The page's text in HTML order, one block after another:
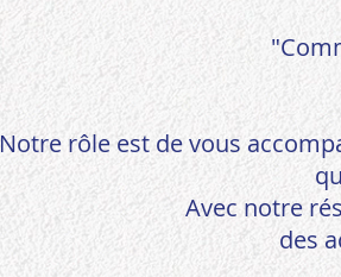
Notre rôle est de vous
Avec notre
des